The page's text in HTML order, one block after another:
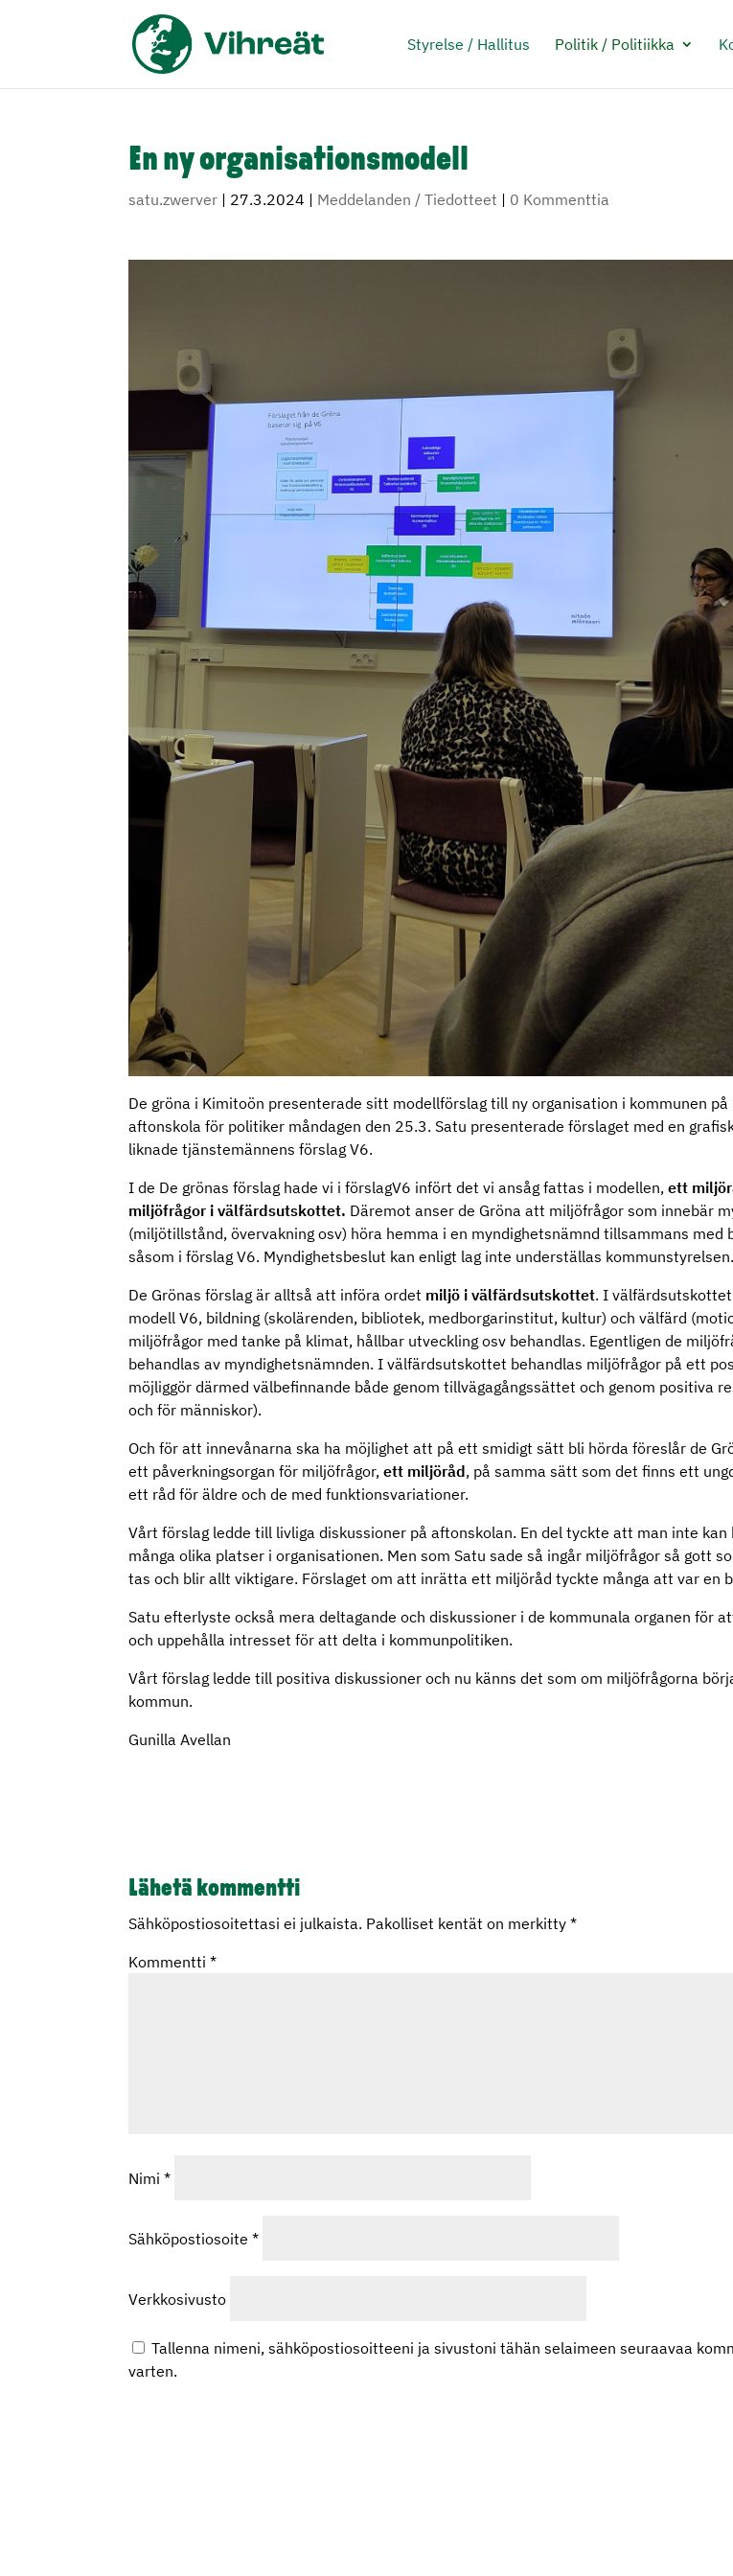
Styrelse / Hallitus Politik / Politiikka
En ny organisationsmodell
satu.zwerver | 27.3.2024 | Meddelanden / Tiedotteet | 0 Kommenttia
De gröna i Kimitoön presenterade sitt modellförslag till ny organisation i kommunen på
aftonskola för politiker måndagen den 25.3. Satu presenterade förslaget med en
liknade tjänstemännens förslag V6.
I de De grönas förslag hade vi i förslagV6 infört det vi ansåg fattas i modellen,ett
miljöfrågor i välfärdsutskottet. Däremot anser de Gröna att miljöfrågor som innebär
(miljötillstånd, övervakning osv) höra hemma i en myndighetsnämnd tillsammans med
såsom i förslag V6. Myndighetsbeslut kan enligt lag inte underställas kommunstyrelsen.
De Grönas förslag är alltså att införa ordet miljö i välfärdsutskottet. I
modell V6, bildning (skolärenden, bibliotek, medborgarinstitut, kultur) och välfärd
miljöfrågor med tanke på klimat, hållbar utveckling osv behandlas. Egentligen de
behandlas av myndighetsnämnden. I välfärdsutskottet behandlas miljöfrågor på ett
möjliggör därmed välbefinnande både genom tillvägagångssättet och genom positiva
och för människor).
Och för att innevånarna ska ha möjlighet att på ett smidigt sätt bli hörda föreslår de
ett påverkningsorgan för miljöfrågor,ett miljöråd, på samma sätt som det finns ett
ett råd för äldre och de med funktionsvariationer.
Vårt förslag ledde till livliga diskussioner på aftonskolan. En del tyckte att man inte kan
många olika platser i organisationen. Men som Satu sade så ingår miljöfrågor så gott
tas och blir allt viktigare. Förslaget om att inrätta ett miljöråd tyckte många att var en
Satu efterlyste också mera deltagande och diskussioner i de kommunala organen för
och uppehålla intresset för att delta i kommunpolitiken.
Vårt förslag ledde till positiva diskussioner och nu känns det som om miljöfrågorna
kommun.
Gunilla Avellan
Lähetä kommentti
Sähköpostiosoitettasi ei julkaista. Pakolliset kentät on merkitty*
Kommentti*
Nimi*
Sähköpostiosoite*
Verkkosivusto
Tallenna nimeni, sähköpostiosoitteeni ja sivustoni tähän selaimeen seuraavaa
varten.